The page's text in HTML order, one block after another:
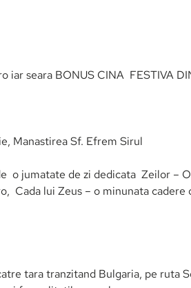
seara BONUS CINA FESTIVA
Manastirea Sf. Efrem Sirul
o jumatate de zi dedicata Zeilor –
Cada lui Zeus – o minunata cadere
tara tranzitand Bulgaria, pe ruta